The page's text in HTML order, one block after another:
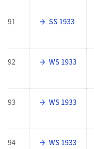
91 SS 1933
92 WS 1933
93 WS 1933
94 WS 1933